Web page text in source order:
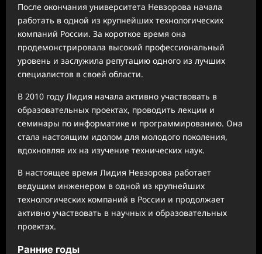
После окончания университета Невзорова начала
работать в одной из крупнейших технологических
компаний России. За короткое время она
продемонстрировала высокий профессиональный
уровень и заслужила репутацию одного из лучших
специалистов в своей области.
В 2010 году Лидия начала активно участвовать в
образовательных проектах, проводить лекции и
семинары по информатике и программированию. Она
стала настоящим идолом для молодого поколения,
вдохновляя их на изучение технических наук.
В настоящее время Лидия Невзорова работает
ведущим инженером в одной из крупнейших
технологических компаний в России и продолжает
активно участвовать в научных и образовательных
проектах.
Ранние годы